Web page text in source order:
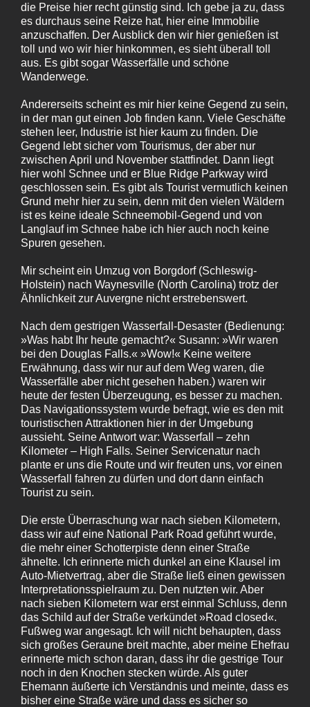
die Preise hier recht günstig sind. Ich gebe ja zu, dass
es durchaus seine Reize hat, hier eine Immobilie
anzuschaffen. Der Ausblick den wir hier genießen ist
toll und wo wir hier hinkommen, es sieht überall toll
aus. Es gibt sogar Wasserfälle und schöne
Wanderwege.
Andererseits scheint es mir hier keine Gegend zu sein,
in der man gut einen Job finden kann. Viele Geschäfte
stehen leer, Industrie ist hier kaum zu finden. Die
Gegend lebt sicher vom Tourismus, der aber nur
zwischen April und November stattfindet. Dann liegt
hier wohl Schnee und er Blue Ridge Parkway wird
geschlossen sein. Es gibt als Tourist vermutlich keinen
Grund mehr hier zu sein, denn mit den vielen Wäldern
ist es keine ideale Schneemobil-Gegend und von
Langlauf im Schnee habe ich hier auch noch keine
Spuren gesehen.
Mir scheint ein Umzug von Borgdorf (Schleswig-
Holstein) nach Waynesville (North Carolina) trotz der
Ähnlichkeit zur Auvergne nicht erstrebenswert.
Nach dem gestrigen Wasserfall-Desaster (Bedienung:
»Was habt Ihr heute gemacht?« Susann: »Wir waren
bei den Douglas Falls.« »Wow!« Keine weitere
Erwähnung, dass wir nur auf dem Weg waren, die
Wasserfälle aber nicht gesehen haben.) waren wir
heute der festen Überzeugung, es besser zu machen.
Das Navigationssystem wurde befragt, wie es den mit
touristischen Attraktionen hier in der Umgebung
aussieht. Seine Antwort war: Wasserfall – zehn
Kilometer – High Falls. Seiner Servicenatur nach
plante er uns die Route und wir freuten uns, vor einen
Wasserfall fahren zu dürfen und dort dann einfach
Tourist zu sein.
Die erste Überraschung war nach sieben Kilometern,
dass wir auf eine National Park Road geführt wurde,
die mehr einer Schotterpiste denn einer Straße
ähnelte. Ich erinnerte mich dunkel an eine Klausel im
Auto-Mietvertrag, aber die Straße ließ einen gewissen
Interpretationsspielraum zu. Den nutzten wir. Aber
nach sieben Kilometern war erst einmal Schluss, denn
das Schild auf der Straße verkündet »Road closed«.
Fußweg war angesagt. Ich will nicht behaupten, dass
sich großes Geraune breit machte, aber meine Ehefrau
erinnerte mich schon daran, dass ihr die gestrige Tour
noch in den Knochen stecken würde. Als guter
Ehemann äußerte ich Verständnis und meinte, dass es
bisher eine Straße wäre und dass es sicher so